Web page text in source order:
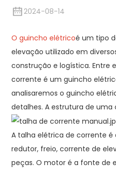
2024-08-14
O guincho elétricoé um tipo
elevação utilizado em
construção e logística. Entre
corrente é um guincho
analisaremos o guincho
detalhes. A estrutura de uma
A talha elétrica de corrente
redutor, freio, corrente de
peças. O motor é a fonte de